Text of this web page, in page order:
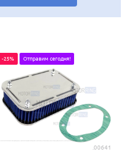
.00641
-25% Отправим сегодня!